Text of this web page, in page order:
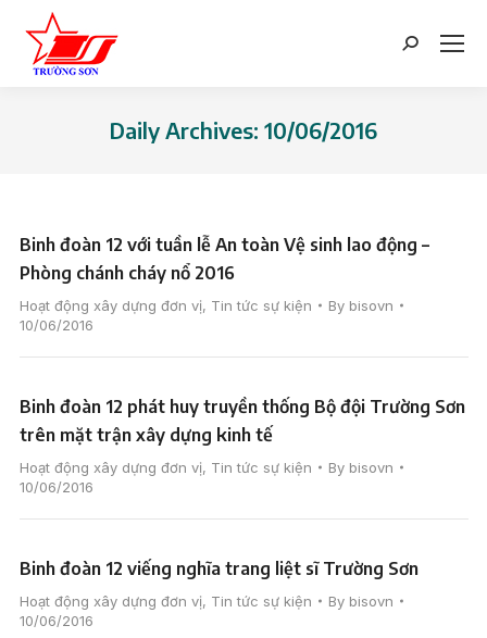
Search:
Daily Archives: 10/06/2016
Binh đoàn 12 với tuần lễ An toàn Vệ sinh lao động –
Phòng chánh cháy nổ 2016
Hoạt động xây dựng đơn vị, Tin tức sự kiện By bisovn
10/06/2016
Binh đoàn 12 phát huy truyền thống Bộ đội Trường Sơn
trên mặt trận xây dựng kinh tế
Hoạt động xây dựng đơn vị, Tin tức sự kiện By bisovn
10/06/2016
Binh đoàn 12 viếng nghĩa trang liệt sĩ Trường Sơn
Hoạt động xây dựng đơn vị, Tin tức sự kiện By bisovn
10/06/2016